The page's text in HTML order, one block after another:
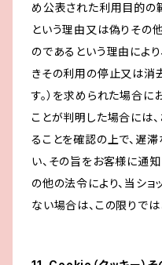
め公表された利用目的の
という理由又は偽りその
のであるという理由によ
きその利用の停止又は消
す。）を求められた場合に
ことが判明した場合には
ることを確認の上で、遅
い、その旨をお客様に通
の他の法令により、当シ
ない場合は、この限りでは